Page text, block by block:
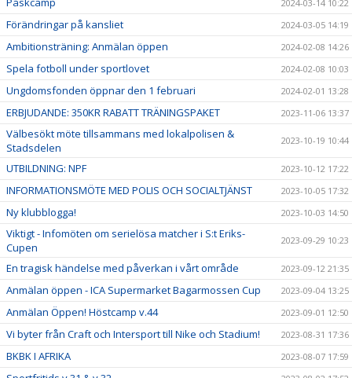
2024-03-14 10:22
Förändringar på kansliet 2024-03-05 14:19
Ambitionsträning: Anmälan öppen 2024-02-08 14:26
Spela fotboll under sportlovet 2024-02-08 10:03
Ungdomsfonden öppnar den 1 februari 2024-02-01 13:28
ERBJUDANDE: 350KR RABATT TRÄNINGSPAKET 2023-11-06 13:37
Välbesökt möte tillsammans med lokalpolisen &
Stadsdelen
2023-10-19 10:44
UTBILDNING: NPF 2023-10-12 17:22
INFORMATIONSMÖTE MED POLIS OCH SOCIALTJÄNST 2023-10-05 17:32
Ny klubblogga! 2023-10-03 14:50
Viktigt - Infomöten om serielösa matcher i S:t Eriks-
Cupen
2023-09-29 10:23
En tragisk händelse med påverkan i vårt område 2023-09-12 21:35
Anmälan öppen - ICA Supermarket Bagarmossen Cup 2023-09-04 13:25
Anmälan Öppen! Höstcamp v.44 2023-09-01 12:50
Vi byter från Craft och Intersport till Nike och Stadium! 2023-08-31 17:36
BKBK I AFRIKA 2023-08-07 17:59